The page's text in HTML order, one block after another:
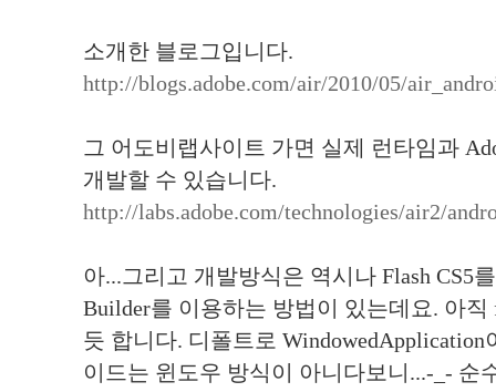
소개한 블로그입니다.
http://blogs.adobe.com/air/2010/05/
그 어도비랩사이트 가면 실제 런타임과
개발할 수 있습니다.
http://labs.adobe.com/technologies/air2/
아...그리고 개발방식은 역시나 Flash CS5
Builder를 이용하는 방법이 있는데요. 아
듯 합니다. 디폴트로
이드는 윈도우 방식이 아니다보니...-_- 순